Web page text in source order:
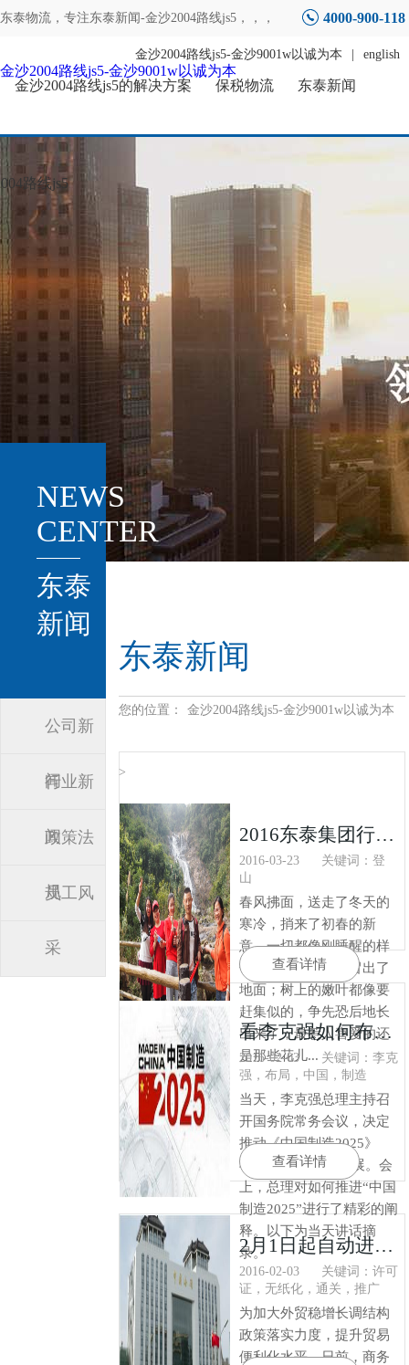
东泰物流，专注东泰新闻-金沙2004路线js5 ，，， 4000-900-118
金沙2004路线js5-金沙9001w以诚为本 english
金沙2004路线js5-金沙9001w以诚为本
金沙2004路线js5的解决方案
保税物流 东泰新闻
路线js5
NEWS
CENTER
东泰
新闻
公司新
闻
行业新
闻
政策法
规
员工风
采
东泰新闻
您的位置： 金沙2004路线js5-金沙9001w以诚为本
>
2016东泰集团行政部开展登山活动
2016-03-23
关键词：登
山
春风拂面，送走了冬天的
寒冷，捎来了初春的新
意。一切都像刚睡醒的样
子，小草又偷偷的冒出了
地面；树上的嫩叶都像要
赶集似的，争先恐后地长
出来了；最惹人喜爱的还
是那些花儿...
查看详情
看李克强如何布局“中国制造2025”
2016-02-03
关键词：李克
强，布局，中国，制造
当天，李克强总理主持召
开国务院常务会议，决定
推动《中国制造2025》
与“互联网 ”融合发展。会
上，总理对如何推进“中国
制造2025”进行了精彩的阐
释。以下为当天讲话摘
录。
查看详情
2月1日起自动进口许可证无纸化通关范围推广至全国所有海关
2016-02-03
关键词：许可
证，无纸化，通关，推广
为加大外贸稳增长调结构
政策落实力度，提升贸易
便利化水平，日前，商务